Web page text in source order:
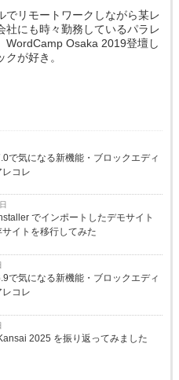
でリモートワークしながら某レ
社にも時々勤務しているパラレ
WordCamp Osaka 2019登壇し
クが好き。
で気になる新機能・ブロックエディ
コレ
でインポートしたデモサイト
イトを移行してみた
で気になる新機能・ブロックエディ
コレ
2025 を振り返ってみました